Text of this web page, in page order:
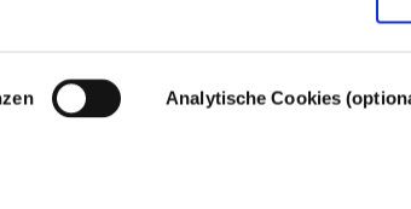
Analytische Cookies
Rechtlicher Hinweis Cookie-Einstellungen